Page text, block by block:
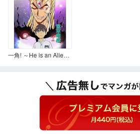
一角! ～He is an Alien～